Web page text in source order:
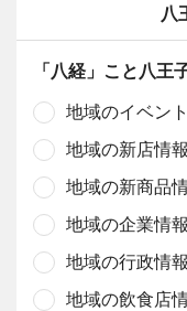
八
「八経」こと八王
地域のイベン
地域の新店情報
地域の新商品
地域の企業情報
地域の行政情報
地域の飲食店